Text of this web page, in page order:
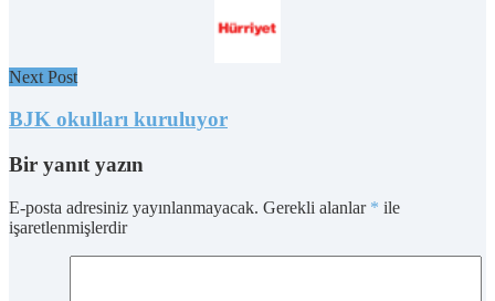
Next Post
BJK okulları kuruluyor
Bir yanıt yazın
E-posta adresiniz yayınlanmayacak. Gerekli alanlar * ile
işaretlenmişlerdir